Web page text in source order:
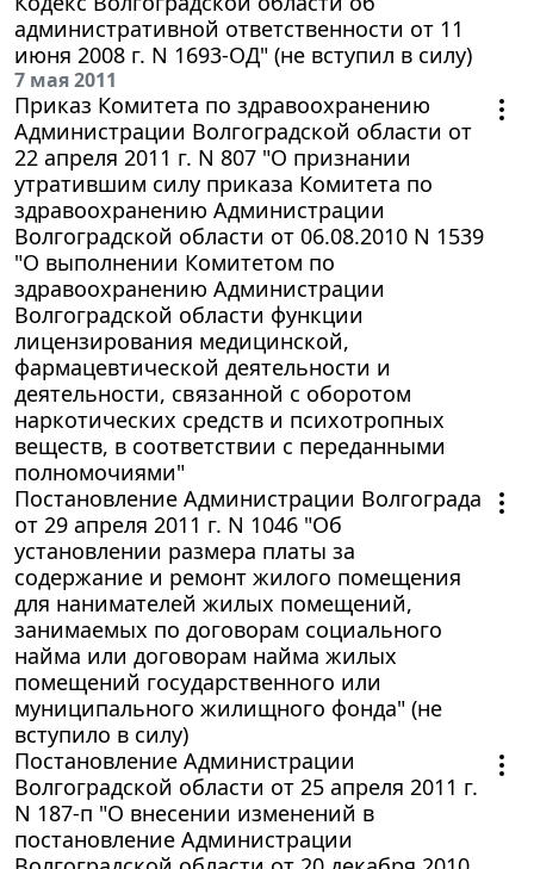
административной ответственности от 11
июня 2008 г. N 1693-ОД" (не вступил в силу)
7 мая 2011
Приказ Комитета по здравоохранению
Администрации Волгоградской области от
22 апреля 2011 г. N 807 "О признании
утратившим силу приказа Комитета по
здравоохранению Администрации
Волгоградской области от 06.08.2010 N 1539
"О выполнении Комитетом по
здравоохранению Администрации
Волгоградской области функции
лицензирования медицинской,
фармацевтической деятельности и
деятельности, связанной с оборотом
наркотических средств и психотропных
веществ, в соответствии с переданными
полномочиями"
Постановление Администрации Волгограда
от 29 апреля 2011 г. N 1046 "Об
установлении размера платы за
содержание и ремонт жилого помещения
для нанимателей жилых помещений,
занимаемых по договорам социального
найма или договорам найма жилых
помещений государственного или
муниципального жилищного фонда" (не
вступило в силу)
Постановление Администрации
Волгоградской области от 25 апреля 2011 г.
N 187-п "О внесении изменений в
постановление Администрации